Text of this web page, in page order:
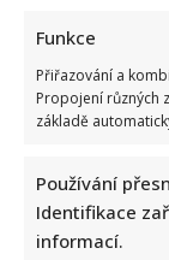
Funkce
Přiřazování a
Propojení různých
základě
Používání
Identifikace
informací.